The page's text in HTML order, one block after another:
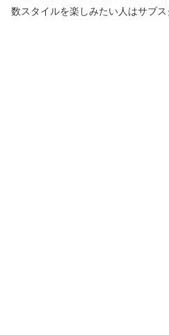
数スタイルを楽しみたい人はサブス